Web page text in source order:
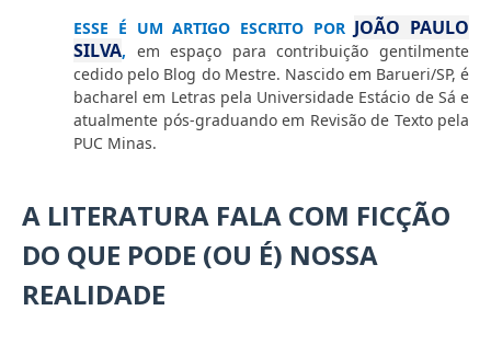
ESSE É UM ARTIGO ESCRITO POR JOÃO PAULO
SILVA, em espaço para contribuição gentilmente
cedido pelo Blog do Mestre. Nascido em Barueri/SP, é
bacharel em Letras pela Universidade Estácio de Sá e
atualmente pós-graduando em Revisão de Texto pela
PUC Minas.
A LITERATURA FALA COM FICÇÃO
DO QUE PODE (OU É) NOSSA
REALIDADE